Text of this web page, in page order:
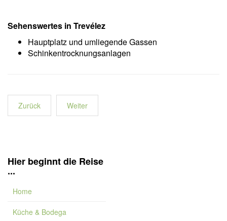
Sehenswertes in Trevélez
Hauptplatz und umliegende Gassen
Schinkentrocknungsanlagen
Zurück Weiter
Hier beginnt die Reise
...
Home
Küche & Bodega